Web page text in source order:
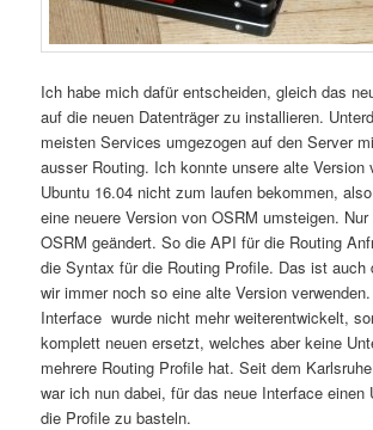
Ich habe mich dafür entscheiden, gleich das
auf die neuen Datenträger zu installieren.
meisten Services umgezogen auf den Server
ausser Routing. Ich konnte unsere alte Version
Ubuntu 16.04 nicht zum laufen bekommen,
eine neuere Version von OSRM umsteigen.
OSRM geändert. So die API für die Routing
die Syntax für die Routing Profile. Das ist auch
wir immer noch so eine alte Version
Interface wurde nicht mehr weiterentwickelt,
komplett neuen ersetzt, welches aber keine
mehrere Routing Profile hat. Seit dem
war ich nun dabei, für das neue Interface einen
die Profile zu basteln.